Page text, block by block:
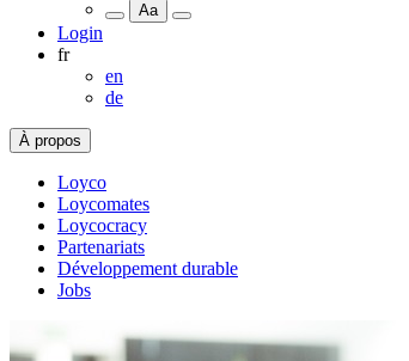
Aa
Login
fr
en
de
À propos
Loyco
Loycomates
Loycocracy
Partenariats
Développement durable
Jobs